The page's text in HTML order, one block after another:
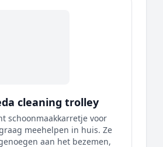
cleaning trolley
schoonmaakkarretje voor
meehelpen in huis. Ze
aan het bezemen,